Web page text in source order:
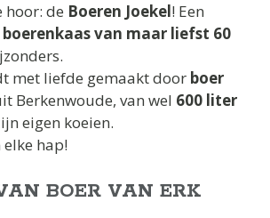
hoor: de Boeren Joekel! Een
boerenkaas van maar liefst 60
met liefde gemaakt door boer
Berkenwoude, van wel 600 liter
eigen koeien.
hap!
BOER VAN ERK